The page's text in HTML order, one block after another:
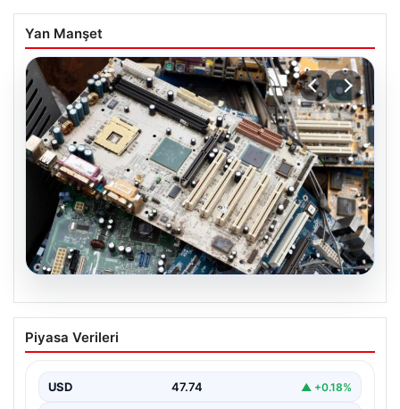
Yan Manşet
08.08.2026
Kurumsal Atık Çözümleri ve Geri
Dönüşüm
sistemlerini sürekli periyotlarla yenilemektedir. Bu
modernizasyon aşamasında kenara…
Piyasa Verileri
USD 47.74 ▲ +0.18%